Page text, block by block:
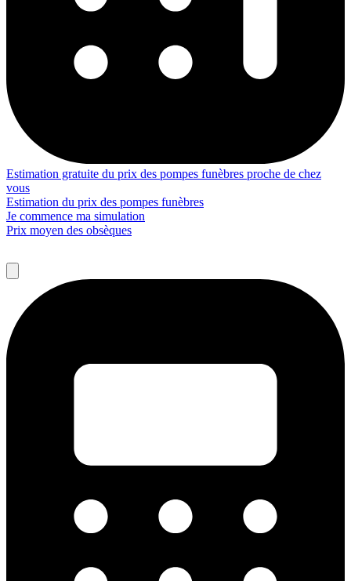
Estimation gratuite du prix des pompes funèbres proche de chez
vous
Estimation du prix des pompes funèbres
Je commence ma simulation
Prix moyen des obsèques